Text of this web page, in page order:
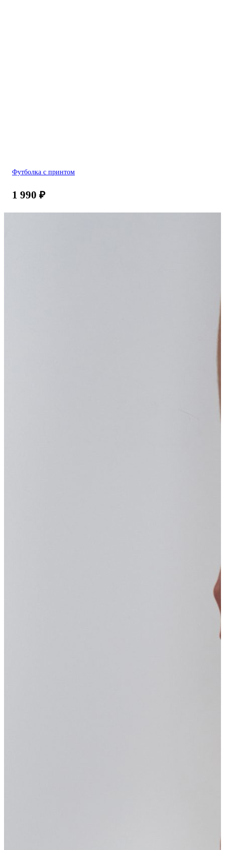
Футболка с принтом
1 990 ₽